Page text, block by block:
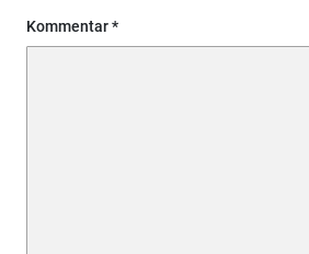
Kommentar